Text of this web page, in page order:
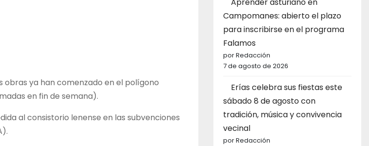
obras ya han comenzado en el polígono
en fin de semana).
al consistorio lenense en las subvenciones
Aprender asturiano en
Campomanes: abierto el plazo
para inscribirse en el programa
Falamos
por Redacción
7 de agosto de 2026
Erías celebra sus fiestas este
sábado 8 de agosto con
tradición, música y convivencia
vecinal
por Redacción